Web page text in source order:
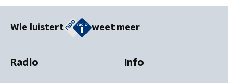
Wie luistert weet meer
Radio Info